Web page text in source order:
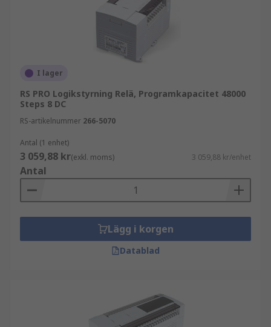
I lager
RS PRO Logikstyrning Relä, Programkapacitet 48000
Steps 8 DC
RS-artikelnummer 266-5070
Antal (1 enhet)
3 059,88 kr(exkl. moms) 3 059,88 kr/enhet
Antal
Lägg i korgen
Datablad